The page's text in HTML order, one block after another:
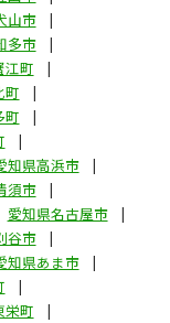
山市
多市
江町
町
町
知県高浜市
須市
愛知県名古屋市
谷市
知県あま市
栄町